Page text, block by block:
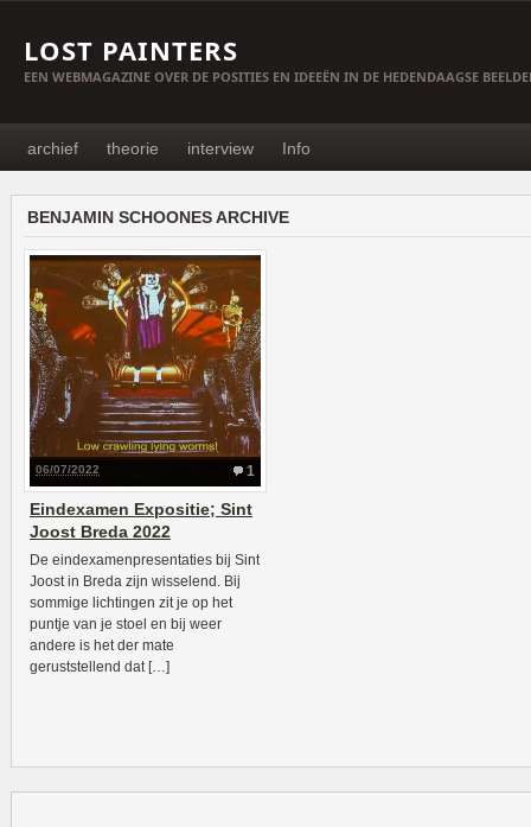
LOST PAINTERS
EEN WEBMAGAZINE OVER DE POSITIES EN IDEEËN IN DE HEDENDAAGSE
archief theorie interview Info
BENJAMIN SCHOONES ARCHIVE
1
06/07/2022
Eindexamen Expositie; Sint
Joost Breda 2022
De eindexamenpresentaties bij Sint
Joost in Breda zijn wisselend. Bij
sommige lichtingen zit je op het
puntje van je stoel en bij weer
andere is het der mate
geruststellend dat […]